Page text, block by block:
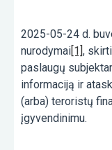
2025-05-24 d.
nurodymai[1],
paslaugų
informaciją ir
(arba) teroristų
įgyvendinimu.